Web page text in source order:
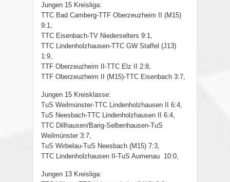
Jungen 15 Kreisliga:
TTC Bad Camberg-TTF Oberzeuzheim II (M15)
9:1,
TTC Eisenbach-TV Niederselters 9:1,
TTC Lindenholzhausen-TTC GW Staffel (J13)
1:9,
TTF Oberzeuzheim II-TTC Elz II 2:8,
TTF Oberzeuzheim II (M15)-TTC Eisenbach 3:7,
Jungen 15 Kreisklasse:
TuS Weilmünster-TTC Lindenholzhausen II 6:4,
TuS Neesbach-TTC Lindenholzhausen II 6:4,
TTC Dillhausen/Barig-Selbenhausen-TuS
Weilmünster 3:7,
TuS Wirbelau-TuS Neesbach (M15) 7:3,
TTC Lindenholzhausen II-TuS Aumenau 10:0,
Jungen 13 Kreisliga: